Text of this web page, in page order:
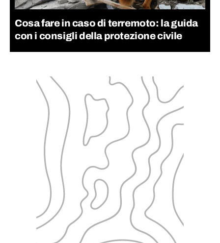
Cosa fare in caso di terremoto: la guida
con i consigli della protezione civile